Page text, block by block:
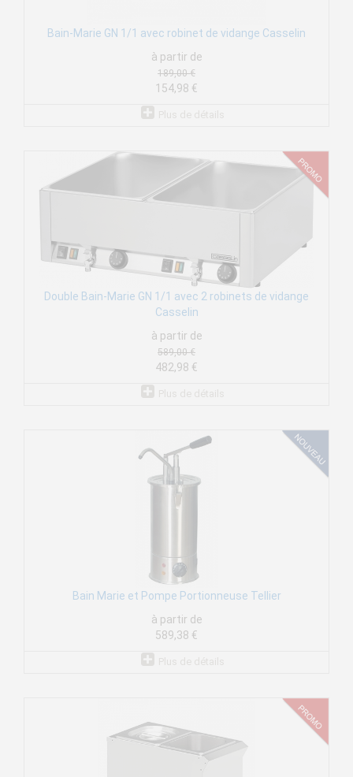
Bain-Marie GN 1/1 avec robinet de vidange Casselin
à partir de
189,00 €
154,98 €
Double Bain-Marie GN 1/1 avec 2 robinets de vidange
Casselin
à partir de
589,00 €
482,98 €
Bain Marie et Pompe Portionneuse Tellier
à partir de
589,38 €